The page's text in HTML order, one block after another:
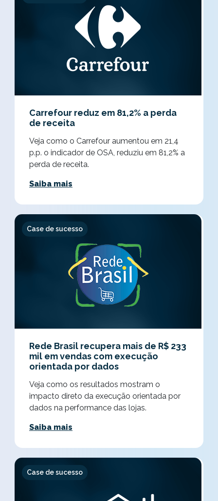
Carrefour reduz em 81,2% a perda
de receita
Veja como o Carrefour aumentou em 21,4
p.p. o indicador de OSA, reduziu em 81,2% a
perda de receita.
Saiba mais
Case de sucesso
Rede Brasil recupera mais de R$ 233
mil em vendas com execução
orientada por dados
Veja como os resultados mostram o
impacto direto da execução orientada por
dados na performance das lojas.
Saiba mais
Case de sucesso